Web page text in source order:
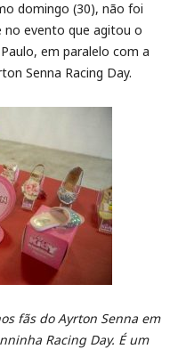
domingo (30), não foi
no evento que agitou o
em paralelo com a
Senna Racing Day.
fãs do Ayrton Senna em
Racing Day. É um